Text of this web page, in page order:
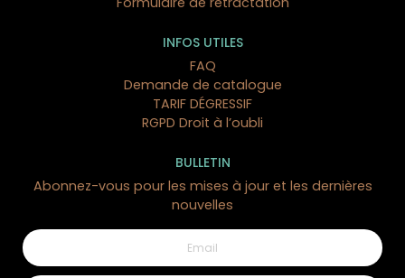
INFOS UTILES
FAQ
Demande de catalogue
TARIF DÉGRESSIF
RGPD Droit à l’oubli
BULLETIN
Abonnez-vous pour les mises à jour et les dernières
nouvelles